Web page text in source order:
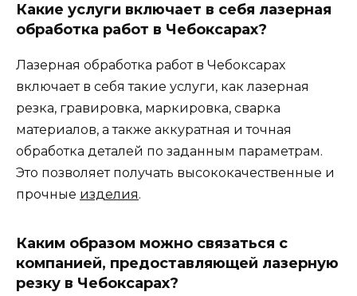
Какие услуги включает в себя лазерная
обработка работ в Чебоксарах?
Лазерная обработка работ в Чебоксарах
включает в себя такие услуги, как лазерная
резка, гравировка, маркировка, сварка
материалов, а также аккуратная и точная
обработка деталей по заданным параметрам.
Это позволяет получать высококачественные и
прочные изделия.
Каким образом можно связаться с
компанией, предоставляющей лазерную
резку в Чебоксарах?